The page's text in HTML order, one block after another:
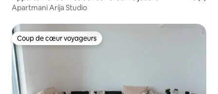
Apartmani Arija Studio
Coup de cœur voyageurs
Coup de cœur voyageurs